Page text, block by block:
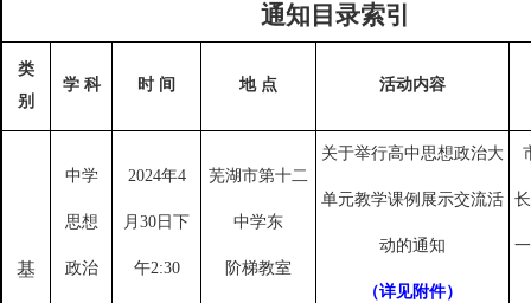
通知目录索引
类
别
学 科 时 间 地 点 活动内容
基
中学
思想
政治
2024年4
月 30 日下
午2:30
芜湖市第十二
中学东
阶梯教室
关于举行高中思想政治大
单元教学课例展示交流活
动的通知
（详见附件）